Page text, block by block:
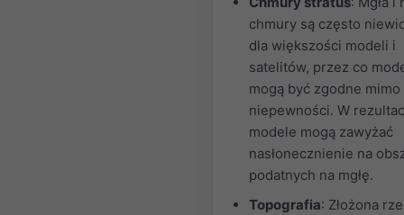
chmury są często
dla większości modeli i
satelitów, przez co
mogą być zgodne mimo
niepewności. W
modele mogą zawyżać
nasłonecznienie na
podatnych na mgłę.
Topografia: Złożona